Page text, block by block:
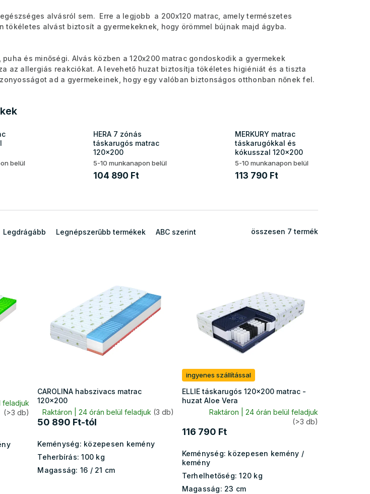
alvásról sem. Erre a legjobb a 200x120 matrac, amely természetes
tökéletes alvást biztosít a gyermekeknek, hogy örömmel bújnak majd ágyba.
puha és minőségi. Alvás közben a 120x200 matrac gondoskodik a gyermekek
az allergiás reakciókat. A levehető huzat biztosítja tökéletes higiéniát és a tiszta
ad a gyermekeinek, hogy egy valóban biztonságos otthonban nőnek fel.
belül
HERA 7 zónás
táskarugós matrac
120x200
5-10 munkanapon belül
104 890 Ft
MERKURY matrac
táskarugókkal és
kókusszal 120x200
5-10 munkanapon belül
113 790 Ft
Legdrágább Legnépszerűbb termékek ABC szerint összesen 7 termék
feladjuk
(>3 db)
CAROLINA habszivacs matrac
120x200
Raktáron | 24 órán belül feladjuk (3 db)
50 890 Ft-tól
Keménység: közepesen kemény
Teherbírás: 100 kg
Magasság: 16 / 21 cm
ingyenes szállítással
ELLIE táskarugós 120x200 matrac -
huzat Aloe Vera
Raktáron | 24 órán belül feladjuk
(>3 db)
116 790 Ft
Keménység: közepesen kemény /
kemény
Terhelhetőség: 120 kg
Magasság: 23 cm